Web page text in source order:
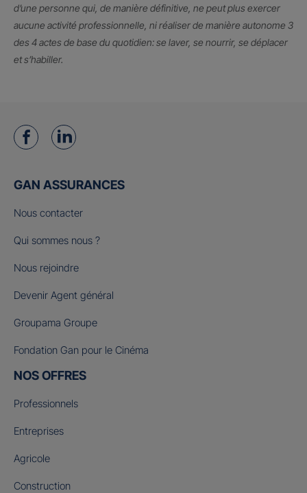
d’une personne qui, de manière définitive, ne peut plus exercer
aucune activité professionnelle, ni réaliser de manière autonome 3
des 4 actes de base du quotidien: se laver, se nourrir, se déplacer
et s’habiller.
GAN ASSURANCES
Nous contacter
Qui sommes nous ?
Nous rejoindre
Devenir Agent général
Groupama Groupe
Fondation Gan pour le Cinéma
NOS OFFRES
Professionnels
Entreprises
Agricole
Construction